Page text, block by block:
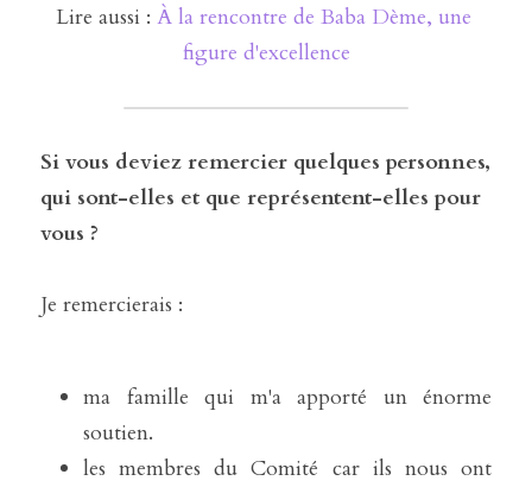
Lire aussi : À la rencontre de Baba Dème, une
figure d'excellence
Si vous deviez remercier quelques personnes,
qui sont-elles et que représentent-elles pour
vous ?
Je remercierais :
ma famille qui m'a apporté un énorme
soutien.
les membres du Comité car ils nous ont